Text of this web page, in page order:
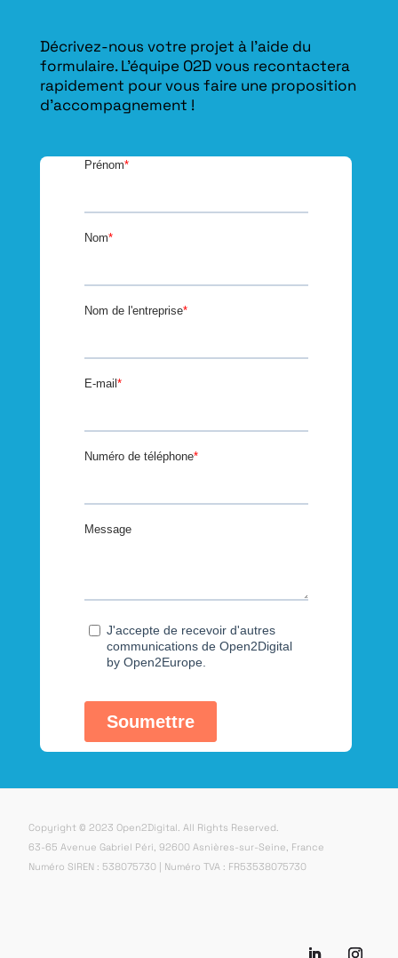
Décrivez-nous votre projet à l’aide du
formulaire. L'équipe O2D vous recontactera
rapidement pour vous faire une proposition
d’accompagnement !
Copyright © 2023 Open2Digital. All Rights Reserved.
63-65 Avenue Gabriel Péri, 92600 Asnières-sur-Seine, France
Numéro SIREN : 538075730 | Numéro TVA : FR53538075730